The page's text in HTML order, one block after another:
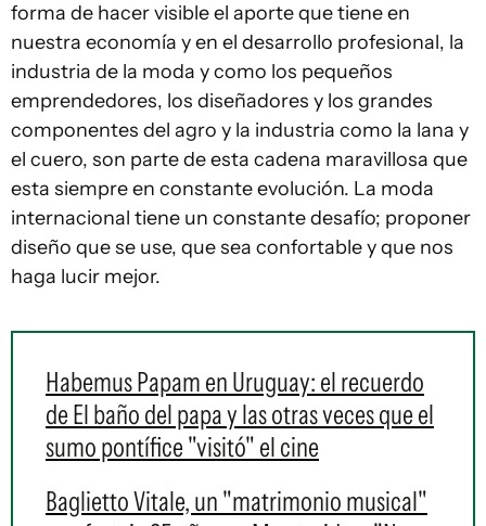
forma de hacer visible el aporte que tiene en
nuestra economía y en el desarrollo profesional, la
industria de la moda y como los pequeños
emprendedores, los diseñadores y los grandes
componentes del agro y la industria como la lana y
el cuero, son parte de esta cadena maravillosa que
esta siempre en constante evolución. La moda
internacional tiene un constante desafío; proponer
diseño que se use, que sea confortable y que nos
haga lucir mejor.
Habemus Papam en Uruguay: el recuerdo
de El baño del papa y las otras veces que el
sumo pontífice "visitó" el cine
Baglietto Vitale, un "matrimonio musical"